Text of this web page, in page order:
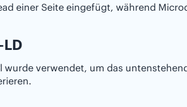
einer Seite eingefügt, während
wurde verwendet, um das